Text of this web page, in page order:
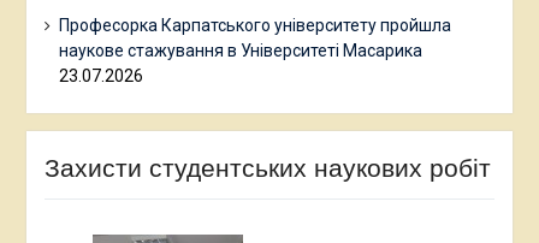
Професорка Карпатського університету пройшла
наукове стажування в Університеті Масарика
23.07.2026
Захисти студентських наукових робіт